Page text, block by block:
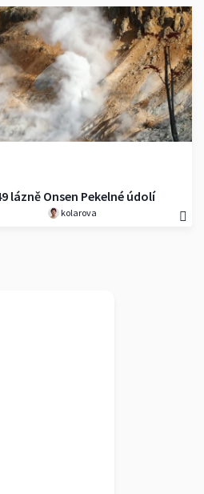
lázně Onsen Pekelné údolí
kolarova